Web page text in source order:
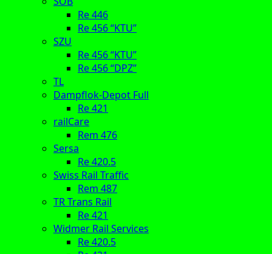
Re 446
Re 456 “KTU”
SZU
Re 456 “KTU”
Re 456 “DPZ”
TL
Dampflok-Depot Full
Re 421
railCare
Rem 476
Sersa
Re 420.5
Swiss Rail Traffic
Rem 487
TR Trans Rail
Re 421
Widmer Rail Services
Re 420.5